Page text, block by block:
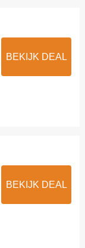
BEKIJK DEAL
BEKIJK DEAL